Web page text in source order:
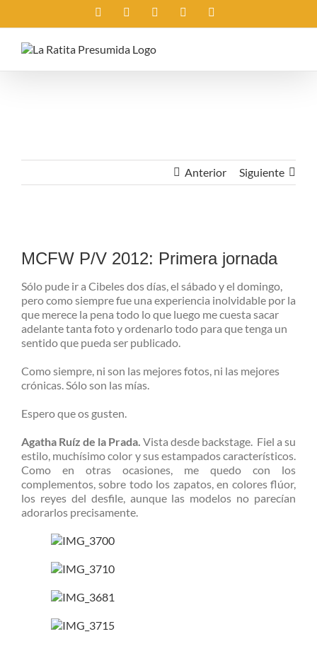
Instagram Facebook
Anterior Siguiente
más
MCFW P/V 2012: Primera jornada
Sólo pude ir a Cibeles dos días, el sábado y el domingo,
pero como siempre fue una experiencia inolvidable por la
que merece la pena todo lo que luego me cuesta sacar
adelante tanta foto y ordenarlo todo para que tenga un
sentido que pueda ser publicado.
Como siempre, ni son las mejores fotos, ni las mejores
crónicas. Sólo son las mías.
Espero que os gusten.
Agatha Ruíz de la Prada. Vista desde backstage. Fiel a su
estilo, muchísimo color y sus estampados característicos.
Como en otras ocasiones, me quedo con los
complementos, sobre todo los zapatos, en colores flúor,
los reyes del desfile, aunque las modelos no parecían
adorarlos precisamente.